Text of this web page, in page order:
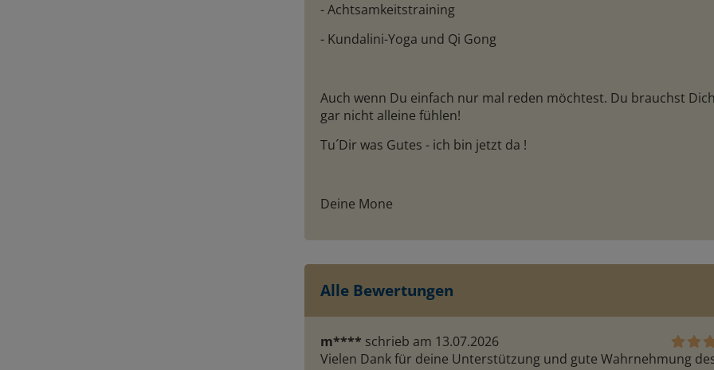
- Achtsamkeitstraining
- Kundalini-Yoga und Qi Gong
Auch wenn Du einfach nur mal reden möchtest. Du brauchst
gar nicht alleine fühlen!
Tu´Dir was Gutes - ich bin jetzt da !
Deine Mone
Alle Bewertungen
m**** schrieb am 13.07.2026
Vielen Dank für deine Unterstützung und gute Wahrnehmung